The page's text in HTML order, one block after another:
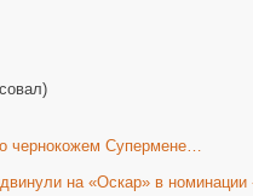
чернокожем Супермене…
на «Оскар» в